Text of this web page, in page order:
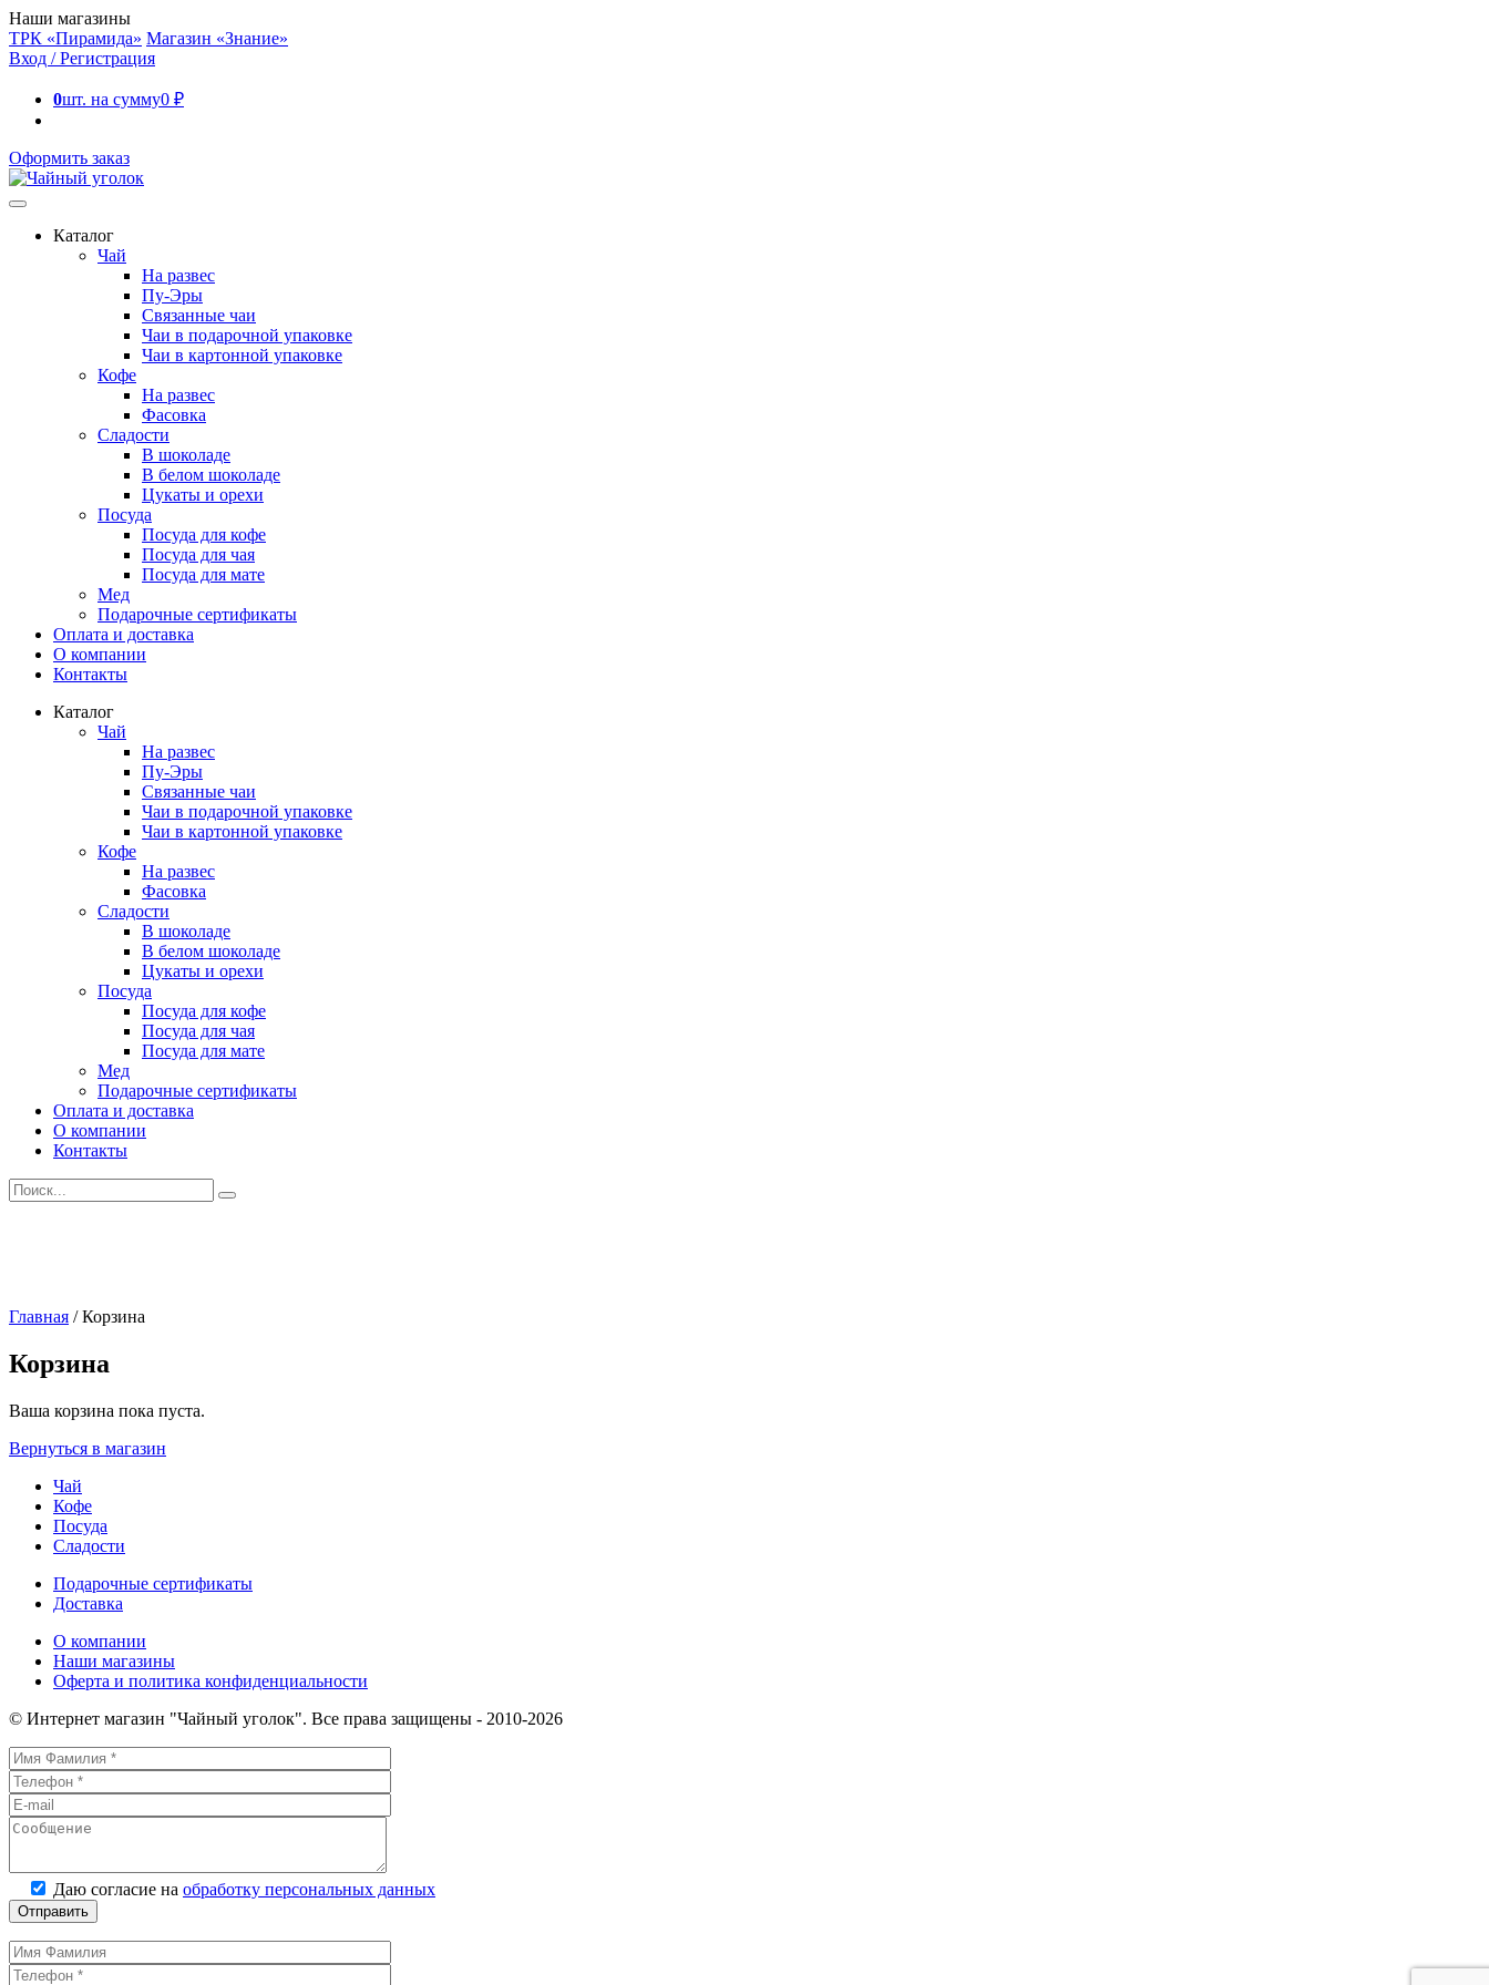
Наши магазины
ТРК «Пирамида» Магазин «Знание»
Вход / Регистрация
0шт. на сумму0 ₽
Оформить заказ
Каталог
Чай
На развес
Пу-Эры
Связанные чаи
Чаи в подарочной упаковке
Чаи в картонной упаковке
Кофе
На развес
Фасовка
Сладости
В шоколаде
В белом шоколаде
Цукаты и орехи
Посуда
Посуда для кофе
Посуда для чая
Посуда для мате
Мед
Подарочные сертификаты
Оплата и доставка
О компании
Контакты
Каталог
Чай
На развес
Пу-Эры
Связанные чаи
Чаи в подарочной упаковке
Чаи в картонной упаковке
Кофе
На развес
Фасовка
Сладости
В шоколаде
В белом шоколаде
Цукаты и орехи
Посуда
Посуда для кофе
Посуда для чая
Посуда для мате
Мед
Подарочные сертификаты
Оплата и доставка
О компании
Контакты
Искать:
Главная /Корзина
Корзина
Ваша корзина пока пуста.
Вернуться в магазин
Чай
Кофе
Посуда
Сладости
Подарочные сертификаты
Доставка
О компании
Наши магазины
Оферта и политика конфиденциальности
© Интернет магазин "Чайный уголок". Все права защищены - 2010-2026
Даю согласие на обработку персональных данных